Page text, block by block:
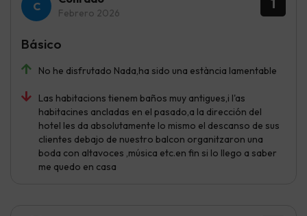
1
Febrero 2026
No he disfrutado Nada,ha sido una estància lamentable
Las habitacions tienem baños muy antigues,i l'as
habitacines ancladas en el pasado,a la dirección del
hotel les da absolutamente lo mismo el descanso de sus
clientes debajo de nuestro balcon organitzaron una
boda con altavoces ,música etc.en fin si lo llego a saber
me quedo en casa
Básico